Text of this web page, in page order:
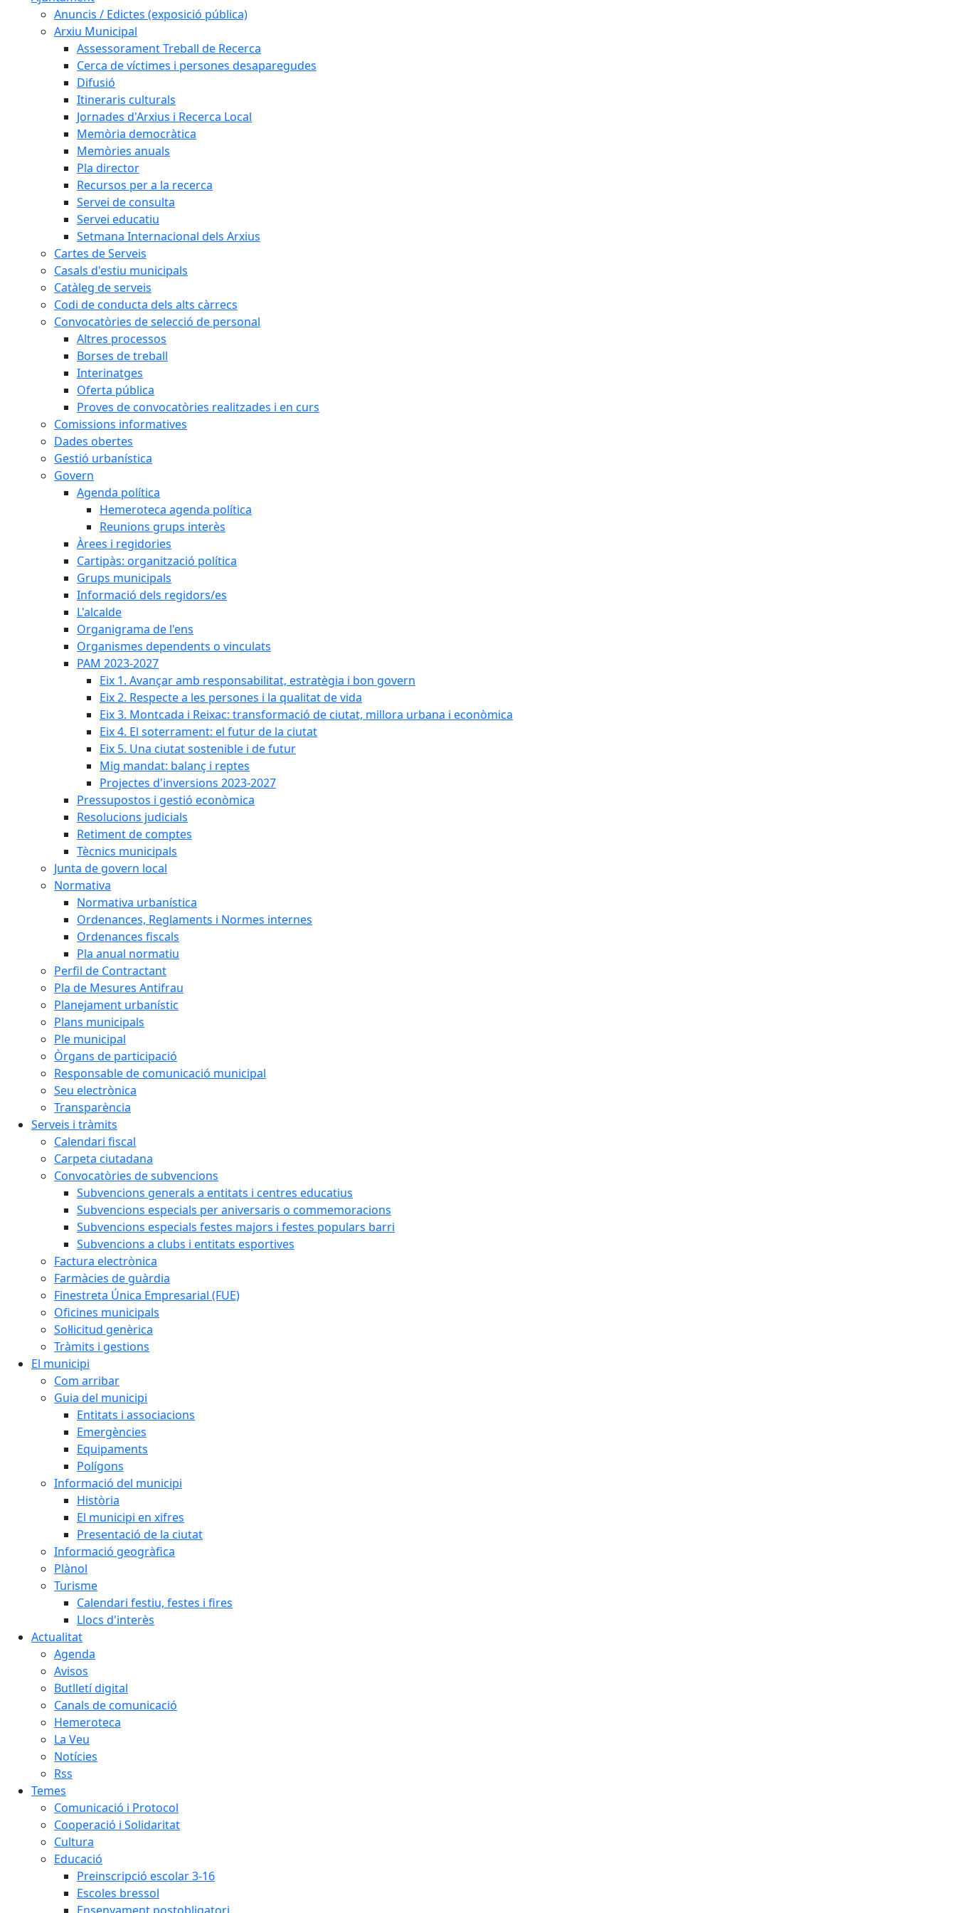
Anuncis / Edictes (exposició pública)
Arxiu Municipal
Assessorament Treball de Recerca
Cerca de víctimes i persones desaparegudes
Difusió
Itineraris culturals
Jornades d'Arxius i Recerca Local
Memòria democràtica
Memòries anuals
Pla director
Recursos per a la recerca
Servei de consulta
Servei educatiu
Setmana Internacional dels Arxius
Cartes de Serveis
Casals d'estiu municipals
Catàleg de serveis
Codi de conducta dels alts càrrecs
Convocatòries de selecció de personal
Altres processos
Borses de treball
Interinatges
Oferta pública
Proves de convocatòries realitzades i en curs
Comissions informatives
Dades obertes
Gestió urbanística
Govern
Agenda política
Hemeroteca agenda política
Reunions grups interès
Àrees i regidories
Cartipàs: organització política
Grups municipals
Informació dels regidors/es
L'alcalde
Organigrama de l'ens
Organismes dependents o vinculats
PAM 2023-2027
Eix 1. Avançar amb responsabilitat, estratègia i bon govern
Eix 2. Respecte a les persones i la qualitat de vida
Eix 3. Montcada i Reixac: transformació de ciutat, millora urbana i econòmica
Eix 4. El soterrament: el futur de la ciutat
Eix 5. Una ciutat sostenible i de futur
Mig mandat: balanç i reptes
Projectes d'inversions 2023-2027
Pressupostos i gestió econòmica
Resolucions judicials
Retiment de comptes
Tècnics municipals
Junta de govern local
Normativa
Normativa urbanística
Ordenances, Reglaments i Normes internes
Ordenances fiscals
Pla anual normatiu
Perfil de Contractant
Pla de Mesures Antifrau
Planejament urbanístic
Plans municipals
Ple municipal
Òrgans de participació
Responsable de comunicació municipal
Seu electrònica
Transparència
Serveis i tràmits
Calendari fiscal
Carpeta ciutadana
Convocatòries de subvencions
Subvencions generals a entitats i centres educatius
Subvencions especials per aniversaris o commemoracions
Subvencions especials festes majors i festes populars barri
Subvencions a clubs i entitats esportives
Factura electrònica
Farmàcies de guàrdia
Finestreta Única Empresarial (FUE)
Oficines municipals
Sol·licitud genèrica
Tràmits i gestions
El municipi
Com arribar
Guia del municipi
Entitats i associacions
Emergències
Equipaments
Polígons
Informació del municipi
Història
El municipi en xifres
Presentació de la ciutat
Informació geogràfica
Plànol
Turisme
Calendari festiu, festes i fires
Llocs d'interès
Actualitat
Agenda
Avisos
Butlletí digital
Canals de comunicació
Hemeroteca
La Veu
Notícies
Rss
Temes
Comunicació i Protocol
Cooperació i Solidaritat
Cultura
Educació
Preinscripció escolar 3-16
Escoles bressol